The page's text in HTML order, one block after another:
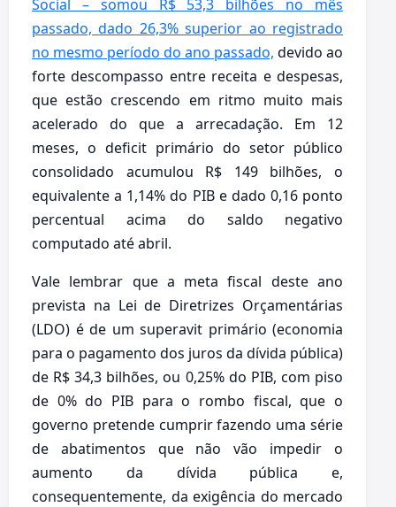
Social – somou R$ 53,3 bilhões no mês
passado, dado 26,3% superior ao registrado
no mesmo período do ano passado, devido ao
forte descompasso entre receita e despesas,
que estão crescendo em ritmo muito mais
acelerado do que a arrecadação. Em 12
meses, o deficit primário do setor público
consolidado acumulou R$ 149 bilhões, o
equivalente a 1,14% do PIB e dado 0,16 ponto
percentual acima do saldo negativo
computado até abril.
Vale lembrar que a meta fiscal deste ano
prevista na Lei de Diretrizes Orçamentárias
(LDO) é de um superavit primário (economia
para o pagamento dos juros da dívida pública)
de R$ 34,3 bilhões, ou 0,25% do PIB, com piso
de 0% do PIB para o rombo fiscal, que o
governo pretende cumprir fazendo uma série
de abatimentos que não vão impedir o
aumento da dívida pública e,
consequentemente, da exigência do mercado